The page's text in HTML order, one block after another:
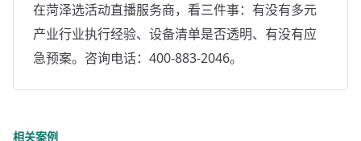
在菏泽选活动直播服务商，看三件事：有没有多元
产业行业执行经验、设备清单是否透明、有没有应
急预案。咨询电话：400-883-2046。
相关案例